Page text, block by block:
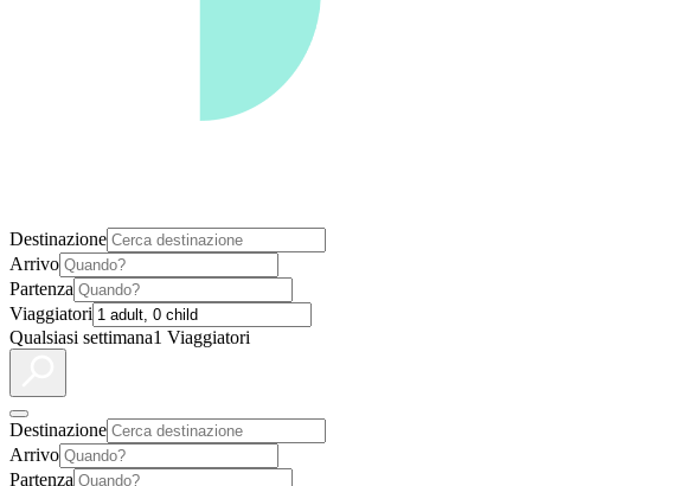
Destinazione
Arrivo
Partenza
Viaggiatori
Qualsiasi settimana1 Viaggiatori
Destinazione
Arrivo
Partenza